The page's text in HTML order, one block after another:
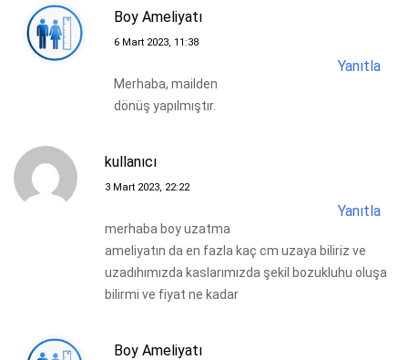
Boy Ameliyatı
6 Mart 2023, 11:38
Yanıtla
Merhaba, mailden
dönüş yapılmıştır.
kullanıcı
3 Mart 2023, 22:22
Yanıtla
merhaba boy uzatma
ameliyatın da en fazla kaç cm uzaya biliriz ve
uzadıhımızda kaslarımızda şekil bozukluhu oluşa
bilirmi ve fiyat ne kadar
Boy Ameliyatı